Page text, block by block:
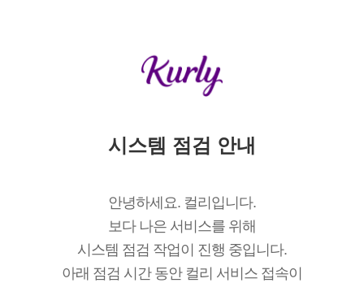
시스템 점검 안내
안녕하세요. 컬리입니다.
보다 나은 서비스를 위해
시스템 점검 작업이 진행 중입니다.
아래 점검 시간 동안 컬리 서비스 접속이